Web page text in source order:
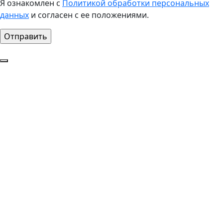
Я ознакомлен с Политикой обработки персональных
данных и согласен с ее положениями.